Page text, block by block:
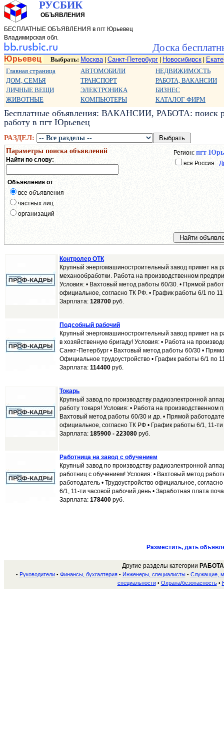
РУСБИК
ОБЪЯВЛЕНИЯ
БЕСПЛАТНЫЕ ОБЪЯВЛЕНИЯ в пгт Юрьевец
Владимирская обл.
Доска
Юрьевец Выбрать: Москва| Санкт-Петербург Новосибирск
Главная страница
ДОМ, СЕМЬЯ
ЛИЧНЫЕ ВЕЩИ
ЖИВОТНЫЕ
АВТОМОБИЛИ
ТРАНСПОРТ
ЭЛЕКТРОНИКА
КОМПЬЮТЕРЫ
НЕДВИЖИМОСТЬ
РАБОТА, ВАКАНСИИ
БИЗНЕС
КАТАЛОГ ФИРМ
Бесплатные объявления: ВАКАНСИИ, РАБОТА: поиск
работу в пгт Юрьевец
РАЗДЕЛ:
Параметры поиска объявлений
Найти по слову:
Регион: пгт
вся Россия
Объявления от
все объявления
частных лиц
организаций
Контролер ОТК
Крупный энергомашиностроительный завод примет на
механообработки. Работа на производственном
Условия: • Вахтовый метод работы 60/30. • Прямой
официальное, согласно ТК РФ. • График работы 6/1 по 11
Зарплата: 128700 руб.
Подсобный рабочий
Крупный энергомашиностроительный завод примет на
в хозяйственную бригаду! Условия: • Работа на
Санкт-Петербург • Вахтовый метод работы 60/30 •
Официальное трудоустройство • График работы 6/1 по
Зарплата: 114400 руб.
Токарь
Крупный завод по производству радиоэлектронной
работу токаря! Условия: • Работа на производственном
Вахтовый метод работы 60/30 и др. • Прямой
официальное, согласно ТК РФ • График работы 6/1, 11-ти
Зарплата: 185900 - 223080 руб.
Работница на завод с обучением
Крупный завод по производству радиоэлектронной
работниц с обучением! Условия: • Вахтовый метод
работодатель • Трудоустройство официальное,
6/1, 11-ти часовой рабочий день • Заработная плата
Зарплата: 178400 руб.
Разместить, дать
Другие разделы категории
• Руководители• Финансы, бухгалтерия• Инженеры, специалисты• Служащие,
специальности• Охрана/безопасность•